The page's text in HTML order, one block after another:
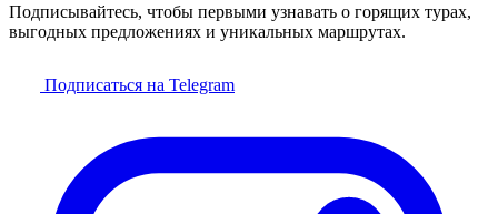
Подписывайтесь, чтобы первыми узнавать о горящих турах,
выгодных предложениях и уникальных маршрутах.
Подписаться на Telegram